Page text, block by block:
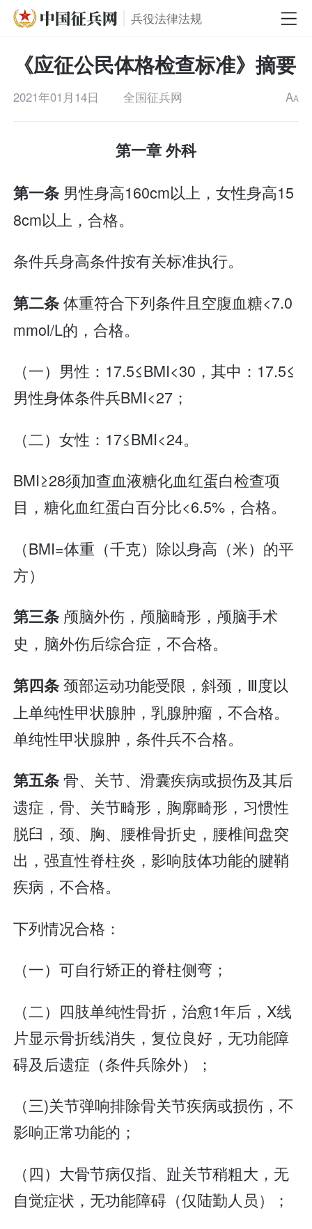
兵役法律法规
《应征公民体格检查标准》摘要
2021年01月14日 全国征兵网 AA
第一章 外科
第一条 男性身高160cm以上，女性身高15
8cm以上，合格。
条件兵身高条件按有关标准执行。
第二条体重符合下列条件且空腹血糖<7.0
mmol/L的，合格。
（一）男性：17.5≤BMI<30，其中：17.5≤
男性身体条件兵BMI<27；
（二）女性：17≤BMI<24。
BMI≥28须加查血液糖化血红蛋白检查项
目，糖化血红蛋白百分比<6.5%，合格。
（BMI=体重（千克）除以身高（米）的平
方）
第三条 颅脑外伤，颅脑畸形，颅脑手术
史，脑外伤后综合症，不合格。
第四条颈部运动功能受限，斜颈，Ⅲ度以
上单纯性甲状腺肿，乳腺肿瘤，不合格。
单纯性甲状腺肿，条件兵不合格。
第五条骨、关节、滑囊疾病或损伤及其后
遗症，骨、关节畸形，胸廓畸形，习惯性
脱臼，颈、胸、腰椎骨折史，腰椎间盘突
出，强直性脊柱炎，影响肢体功能的腱鞘
疾病，不合格。
下列情况合格：
（一）可自行矫正的脊柱侧弯；
（二）四肢单纯性骨折，治愈1年后，X线
片显示骨折线消失，复位良好，无功能障
碍及后遗症（条件兵除外）；
（三)关节弹响排除骨关节疾病或损伤，不
影响正常功能的；
（四）大骨节病仅指、趾关节稍粗大，无
自觉症状，无功能障碍（仅陆勤人员）；